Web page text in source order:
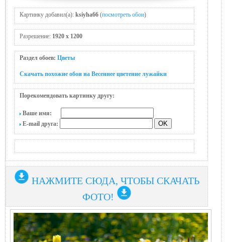
Картинку добавил(а): ksiyha66 (посмотреть обои)
Разрешение: 1920 x 1200
Раздел обоев: Цветы
Скачать похожие обои на Весеннее цветение лужaйки
Порекомендовать картинку другу:
Ваше имя:
E-mail друга:
НАЖМИТЕ СЮДА, ЧТОБЫ СКАЧАТЬ
ФОТО!